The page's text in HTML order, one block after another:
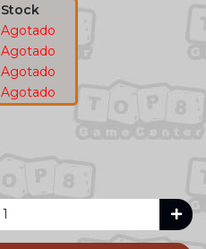
Stock
Agotado
Agotado
Agotado
Agotado